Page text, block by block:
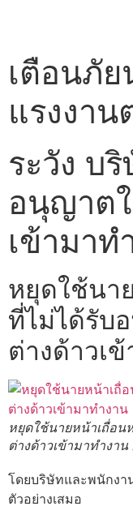
เตือนภัย
แรงงาน
ระวัง บ
อนุญาต
เข้ามาท
หยุดใช้นา
ที่ไม่ได้รับ
ต่างด้าวเ
หยุดใช้นายหน้าเถื่อ
ต่างด้าวเข้ามาทำงา
โดยบริษัทและพนักงา
ตัวอย่างเสมอ